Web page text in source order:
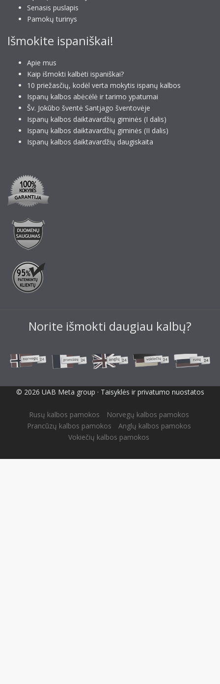
Senasis puslapis
Pamokų turinys
Išmokite ispaniškai!
Apie mus
Kaip išmokti kalbėti ispaniškai?
10 priežasčių, kodėl verta mokytis ispanų kalbos
Ispanų kalbos abėcėlė ir tarimo ypatumai
Šv. Jokūbo šventė Santjago šventovėje
Ispanų kalbos daiktavardžių giminės (I dalis)
Ispanų kalbos daiktavardžių giminės (II dalis)
Ispanų kalbos daiktavardžių daugiskaita
Norite išmokti daugiau kalbų?
© 2026 UAB Meta group · Taisyklės ir privatumo nuostatos
Rusų kalbos pamokos
Norvegų kalbos pamokos
Prancūzų kalbos pamokos
Anglų kalbos pamokos
Vokiečių kalbos pamokos